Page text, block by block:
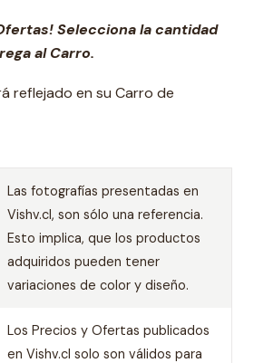
Selecciona la cantidad
al Carro.
reflejado en su Carro de
Las fotografías presentadas en
Vishv.cl, son sólo una referencia.
Esto implica, que los productos
adquiridos pueden tener
variaciones de color y diseño.
Los Precios y Ofertas publicados
en Vishv.cl solo son válidos para